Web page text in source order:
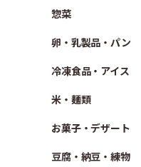
惣菜
卵・乳製品・パン
冷凍食品・アイス
米・麺類
お菓子・デザート
豆腐・納豆・練物